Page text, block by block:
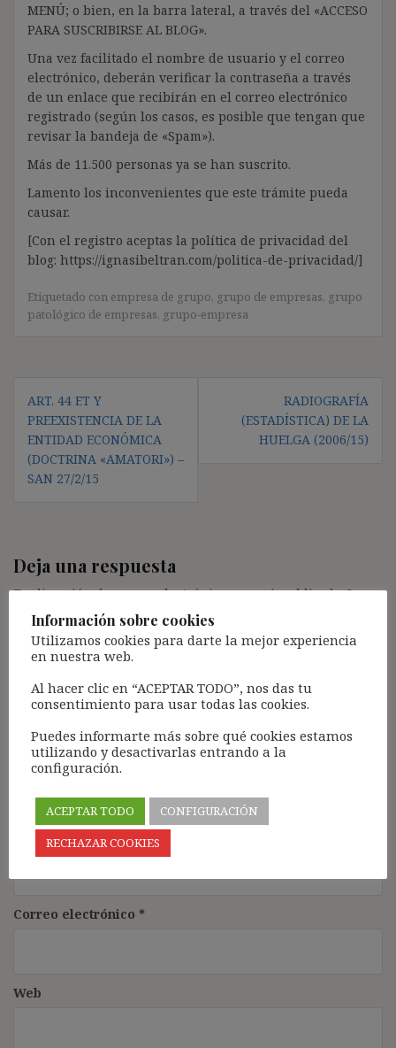
MENÚ; o bien, en la barra lateral, a través del «ACCESO
PARA SUSCRIBIRSE AL BLOG».
Una vez facilitado el nombre de usuario y el correo
electrónico, deberán verificar la contraseña a través
de un enlace que recibirán en el correo electrónico
registrado (según los casos, es posible que tengan que
revisar la bandeja de «Spam»).
Más de 11.500 personas ya se han suscrito.
Lamento los inconvenientes que este trámite pueda
causar.
[Con el registro aceptas la política de privacidad del
blog: https://ignasibeltran.com/politica-de-privacidad/]
Etiquetado con empresa de grupo, grupo de empresas, grupo
patológico de empresas, grupo-empresa
de
entradas
ART. 44 ET Y
PREEXISTENCIA DE LA
ENTIDAD ECONÓMICA
(DOCTRINA «AMATORI») –
SAN 27/2/15
RADIOGRAFÍA
(ESTADÍSTICA) DE LA
HUELGA (2006/15)
Deja una respuesta
Tu dirección de correo electrónico no será publicada. Los
campos obligatorios están marcados con
Comentario*
Nombre*
Correo electrónico *
Web
Información sobre cookies
Utilizamos cookies para darte la mejor experiencia
en nuestra web.
Al hacer clic en “ACEPTAR TODO”, nos das tu
consentimiento para usar todas las cookies.
Puedes informarte más sobre qué cookies estamos
utilizando y desactivarlas entrando a la
configuración.
ACEPTAR TODO
CONFIGURACIÓN
RECHAZAR COOKIES